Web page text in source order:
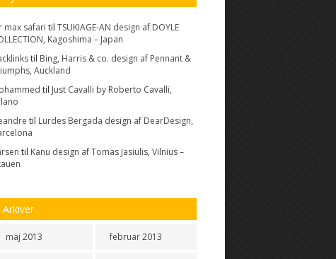
max safari til TSUKIAGE-AN design af DOYLE
Kagoshima – Japan
til Bing, Harris & co. design af Pennant &
Auckland
til Just Cavalli by Roberto Cavalli,
til Lurdes Bergada design af DearDesign,
til Kanu design af Tomas Jasiulis, Vilnius –
Arkiver
maj 2013 februar 2013